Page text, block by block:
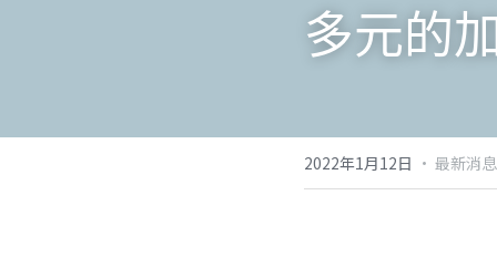
多元的
2022年1月12日 · 最新消息